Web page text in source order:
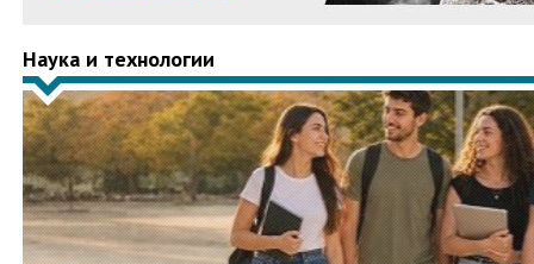
Наука и технологии